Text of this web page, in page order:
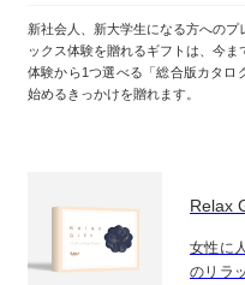
新社会人、新大学生になる方への
ックス体験を贈れるギフトは、今
体験から1つ選べる「総合版カタロ
始めるきっかけを贈れます。
Relax
女性に
のリラ